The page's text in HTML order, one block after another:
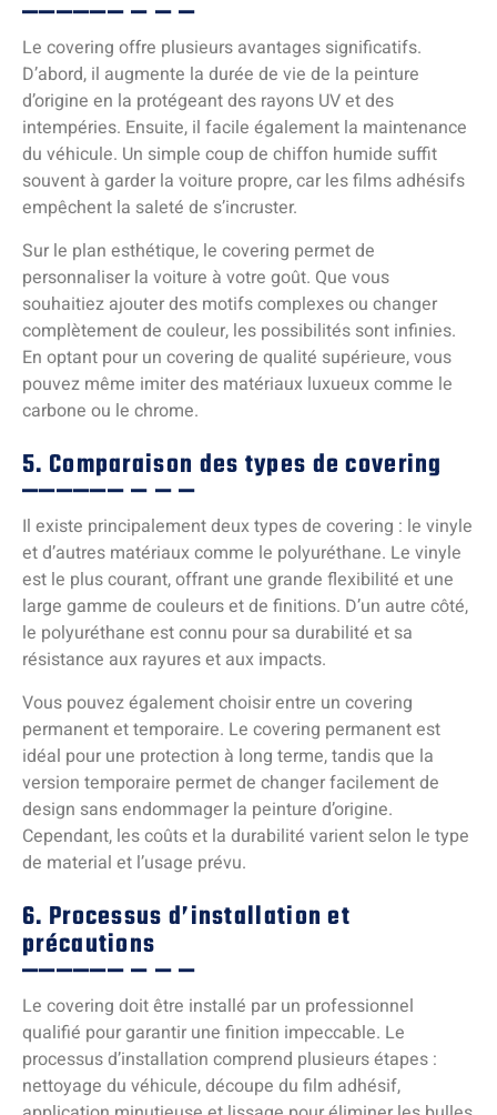
Le covering offre plusieurs avantages significatifs.
D’abord, il augmente la durée de vie de la peinture
d’origine en la protégeant des rayons UV et des
intempéries. Ensuite, il facile également la maintenance
du véhicule. Un simple coup de chiffon humide suffit
souvent à garder la voiture propre, car les films adhésifs
empêchent la saleté de s’incruster.
Sur le plan esthétique, le covering permet de
personnaliser la voiture à votre goût. Que vous
souhaitiez ajouter des motifs complexes ou changer
complètement de couleur, les possibilités sont infinies.
En optant pour un covering de qualité supérieure, vous
pouvez même imiter des matériaux luxueux comme le
carbone ou le chrome.
5. Comparaison des types de covering
Il existe principalement deux types de covering : le vinyle
et d’autres matériaux comme le polyuréthane. Le vinyle
est le plus courant, offrant une grande flexibilité et une
large gamme de couleurs et de finitions. D’un autre côté,
le polyuréthane est connu pour sa durabilité et sa
résistance aux rayures et aux impacts.
Vous pouvez également choisir entre un covering
permanent et temporaire. Le covering permanent est
idéal pour une protection à long terme, tandis que la
version temporaire permet de changer facilement de
design sans endommager la peinture d’origine.
Cependant, les coûts et la durabilité varient selon le type
de material et l’usage prévu.
6. Processus d’installation et
précautions
Le covering doit être installé par un professionnel
qualifié pour garantir une finition impeccable. Le
processus d’installation comprend plusieurs étapes :
nettoyage du véhicule, découpe du film adhésif,